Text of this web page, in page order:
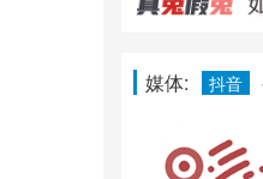
媒体: 抖音